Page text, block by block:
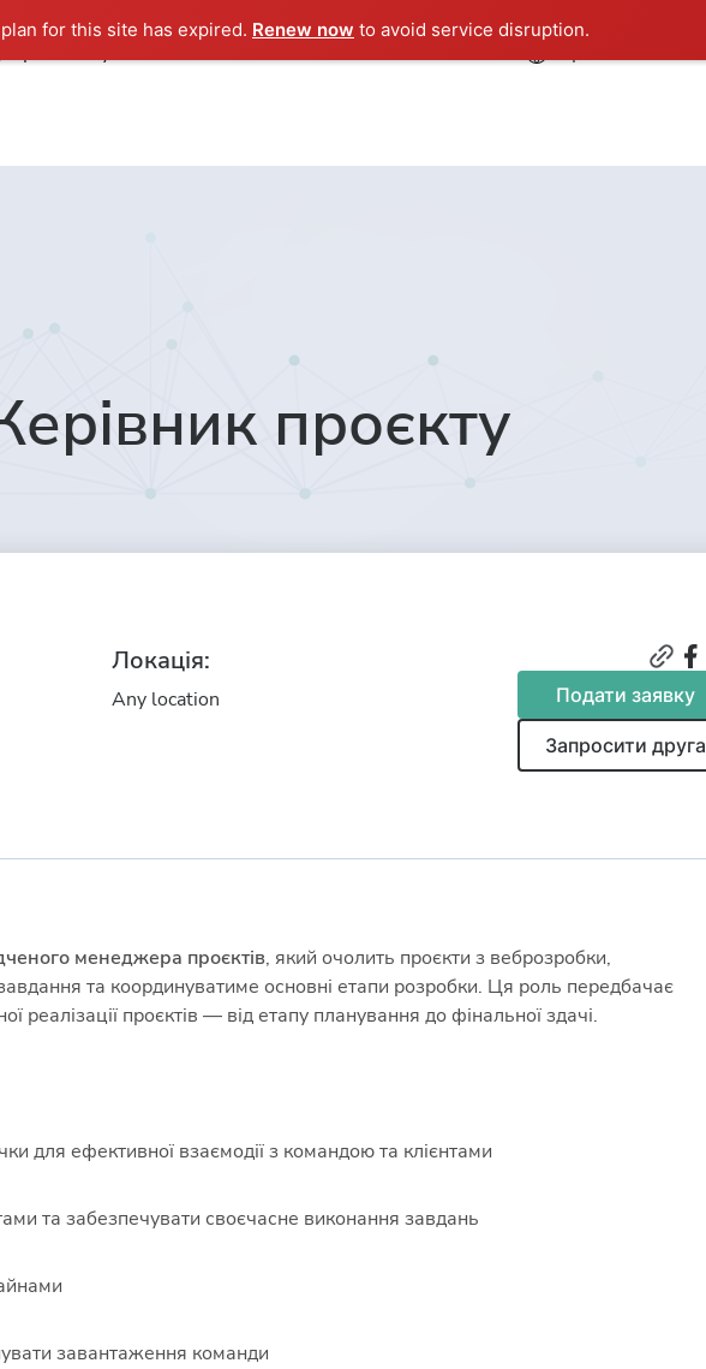
for this site has expired. Renew now to avoid service disruption.
проєкту
Локація:
Any location Подати заявку
Запросити друга
менеджера проєктів, який очолить проєкти з веброзробки,
та координуватиме основні етапи розробки. Ця роль передбачає
реалізації проєктів — від етапу планування до фінальної здачі.
для ефективної взаємодії з командою та клієнтами
та забезпечувати своєчасне виконання завдань
завантаження команди